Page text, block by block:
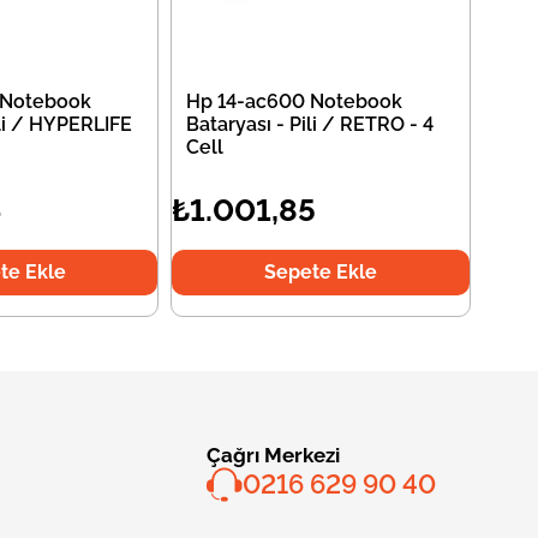
/ HYPERLIFE
Ekle
Hp 14-ac600 Notebook
Bataryası - Pili / RETRO - 4
Cell
₺1.001,85
Sepete Ekle
Çağrı Merkezi
0216 629 90 40